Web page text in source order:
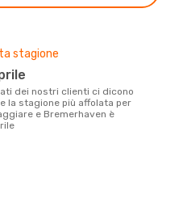
stagione
la stagione più affolata per
e Bremerhaven è